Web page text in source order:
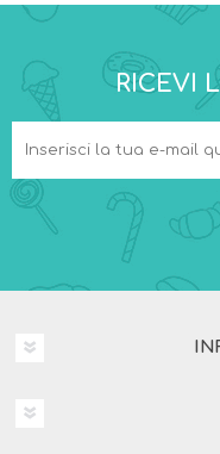
RICEVI